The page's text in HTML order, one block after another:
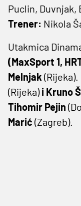
Puclin, Duvnjak,
Trener: Nikola
Utakmica
(MaxSport 1,
Melnjak
(Rijeka)i Kruno
Tihomir Pejin
Marić (Zagreb).